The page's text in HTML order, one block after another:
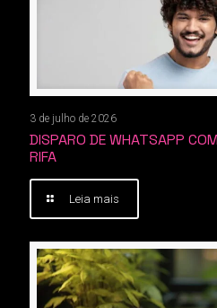
3 de julho de 2026
DISPARO DE WHATSAPP
RIFA
Leia mais